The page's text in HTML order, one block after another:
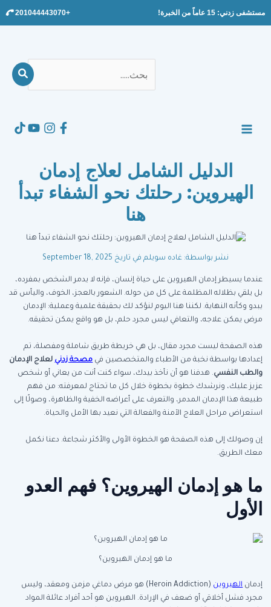
مستشفى زدني: 15 عاماً من الخبرة! +201044443070
MAIN
الدليل الشامل لعلاج إدمان
الهيروين: رحلتك نحو الشفاء تبدأ
هنا
نشر بواسطة: غاده سويلم في تاريخ September 18, 2025
عندما يسيطر إدمان الهيروين على حياة إنسان، فإنه لا يدمر الشخص بمفرده،
بل يلقي بظلاله المظلمة على كل من حوله. الشعور بالعجز، الخوف، واليأس قد
يبدو وكأنه النهاية. لكننا هنا اليوم لنؤكد لك بحقيقة علمية وعملية: الإدمان
مرض يمكن علاجه، والتعافي ليس مجرد حلم، بل هو واقع يمكن تحقيقه.
هذه الصفحة ليست مجرد مقال، بل هي خريطة طريق شاملة ومفصلة، تم
إعدادها بواسطة نخبة من الأطباء والمتخصصين فيمصحة زدنيلعلاج الإدمان
والطب النفسي. هدفنا هو أن نأخذ بيدك، سواء كنت أنت من يعاني أو شخص
عزيز عليك، ونرشدك خطوة بخطوة خلال كل ما تحتاج لمعرفته: من فهم
طبيعة هذا الإدمان المدمر، والتعرف على أعراضه الخفية والظاهرة، وصولًا إلى
استعراض مراحل العلاج الآمنة والفعالة التي نعيد بها الأمل والحياة.
إن وصولك إلى هذه الصفحة هو الخطوة الأولى والأكثر شجاعة. دعنا نكمل
معك الطريق.
ما هو إدمان الهيروين؟ فهم العدو
الأول
ما هو إدمان الهيروين؟
إدمانالهيروين
(Heroin Addiction) هو مرض دماغي مزمن ومعقد، وليس
مجرد فشل أخلاقي أو ضعف في الإرادة. الهيروين هو أحد أفراد عائلة المواد